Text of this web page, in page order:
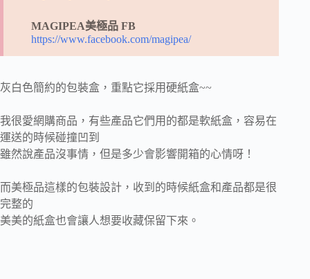
MAGIPEA美極品 FB
https://www.facebook.com/magipea/
灰白色簡約的包裝盒，重點它採用硬紙盒~~
我很愛網購商品，有些產品它們用的都是軟紙盒，容易在
運送的時候碰撞凹到
雖然說產品沒事情，但是多少會影響開箱的心情呀！
而美極品這樣的包裝設計，收到的時候紙盒和產品都是很
完整的
美美的紙盒也會讓人想要收藏保留下來。